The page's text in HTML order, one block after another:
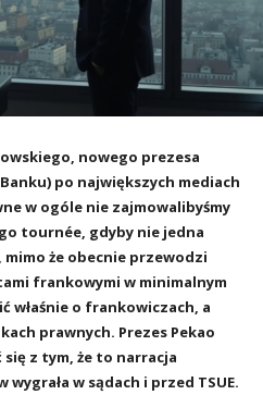
nowego prezesa
po największych mediach
w ogóle nie zajmowalibyśmy
tournée, gdyby nie jedna
że obecnie przewodzi
frankowymi w minimalnym
właśnie o frankowiczach, a
prawnych. Prezes Pekao
z tym, że to narracja
w sądach i przed TSUE.